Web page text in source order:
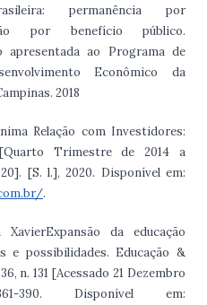
permanência por
por benefício público.
apresentada ao Programa de
Econômico da
2018
Relação com Investidores:
Trimestre de 2014 a
[S. l.], 2020. Disponível em:
.
XavierExpansão da educação
e possibilidades. Educação &
n. 131 [Acessado 21 Dezembro
Disponível em: